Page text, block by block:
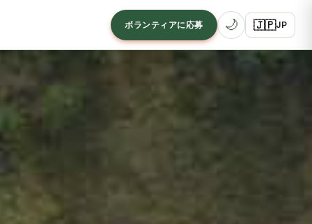
ボランティアに応募 🌙 🇯🇵JP